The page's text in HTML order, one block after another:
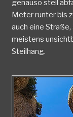
genauso steil
Meter runter bis
auch eine
meistens
Steilhang.